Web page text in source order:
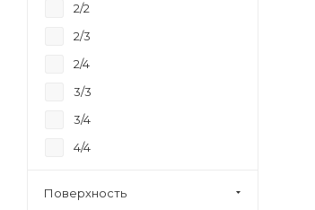
2/2
2/3
2/4
3/3
3/4
4/4
Поверхность